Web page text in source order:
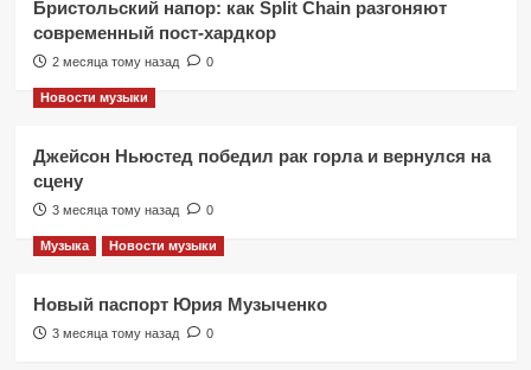
Бристольский напор: как Split Chain разгоняют
современный пост-хардкор
2 месяца тому назад 0
Новости музыки
Джейсон Ньюстед победил рак горла и вернулся на
сцену
3 месяца тому назад 0
Музыка Новости музыки
Новый паспорт Юрия Музыченко
3 месяца тому назад 0